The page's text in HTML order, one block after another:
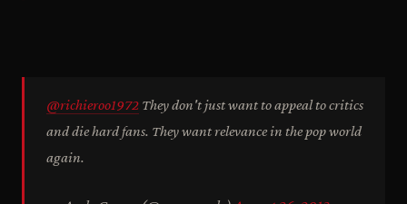
@richieroo1972 They don't just want to appeal to critics
and die hard fans. They want relevance in the pop world
again.